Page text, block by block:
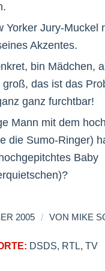
Yorker Jury-Muckel
Akzentes.
bin Mädchen,
groß, das ist das
ganz furchtbar!
Mann mit dem
die Sumo-Ringer)
Baby
2005 / VON MIKE
DSDS, RTL, TV